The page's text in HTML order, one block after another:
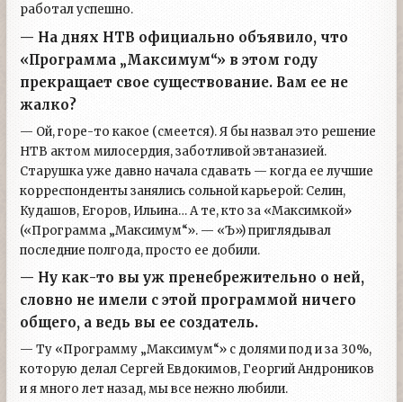
работал успешно.
— На днях НТВ официально объявило, что
«Программа „Максимум“» в этом году
прекращает свое существование. Вам ее не
жалко?
— Ой, горе-то какое (смеется). Я бы назвал это решение
НТВ актом милосердия, заботливой эвтаназией.
Старушка уже давно начала сдавать — когда ее лучшие
корреспонденты занялись сольной карьерой: Селин,
Кудашов, Егоров, Ильина… А те, кто за «Максимкой»
(«Программа „Максимум“». — «Ъ») приглядывал
последние полгода, просто ее добили.
— Ну как-то вы уж пренебрежительно о ней,
словно не имели с этой программой ничего
общего, а ведь вы ее создатель.
— Ту «Программу „Максимум“» с долями под и за 30%,
которую делал Сергей Евдокимов, Георгий Андроников
и я много лет назад, мы все нежно любили.